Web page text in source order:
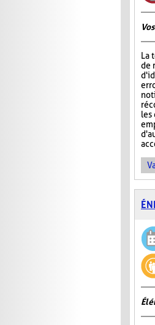
La
de
les